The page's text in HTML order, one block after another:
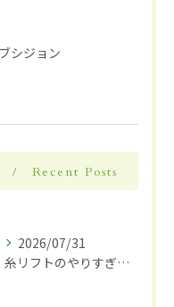
シジョン
Recent Posts
2026/07/31
糸リフトのやりすぎに注意！後悔しないための回数・頻度・リスクを医師が解説